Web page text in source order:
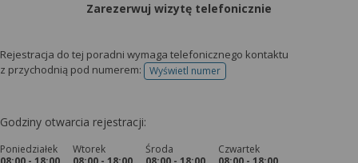
Zarezerwuj wizytę telefonicznie
Rejestracja do tej poradni wymaga telefonicznego kontaktu
z przychodnią pod numerem:
Wyświetl numertelefonu do rejestracji
Godziny otwarcia rejestracji:
Poniedziałek
Wtorek
Środa
Czwartek